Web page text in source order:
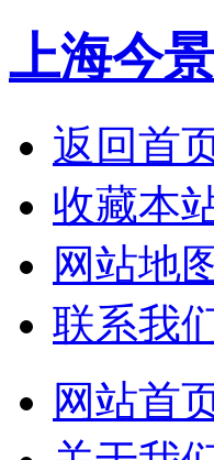
上海今
返回首
收藏本
网站地
联系我
网站首